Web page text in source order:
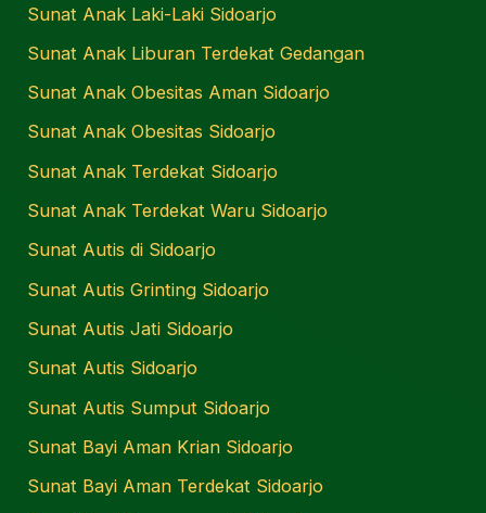
Sunat Anak Laki-Laki Sidoarjo
Sunat Anak Liburan Terdekat Gedangan
Sunat Anak Obesitas Aman Sidoarjo
Sunat Anak Obesitas Sidoarjo
Sunat Anak Terdekat Sidoarjo
Sunat Anak Terdekat Waru Sidoarjo
Sunat Autis di Sidoarjo
Sunat Autis Grinting Sidoarjo
Sunat Autis Jati Sidoarjo
Sunat Autis Sidoarjo
Sunat Autis Sumput Sidoarjo
Sunat Bayi Aman Krian Sidoarjo
Sunat Bayi Aman Terdekat Sidoarjo